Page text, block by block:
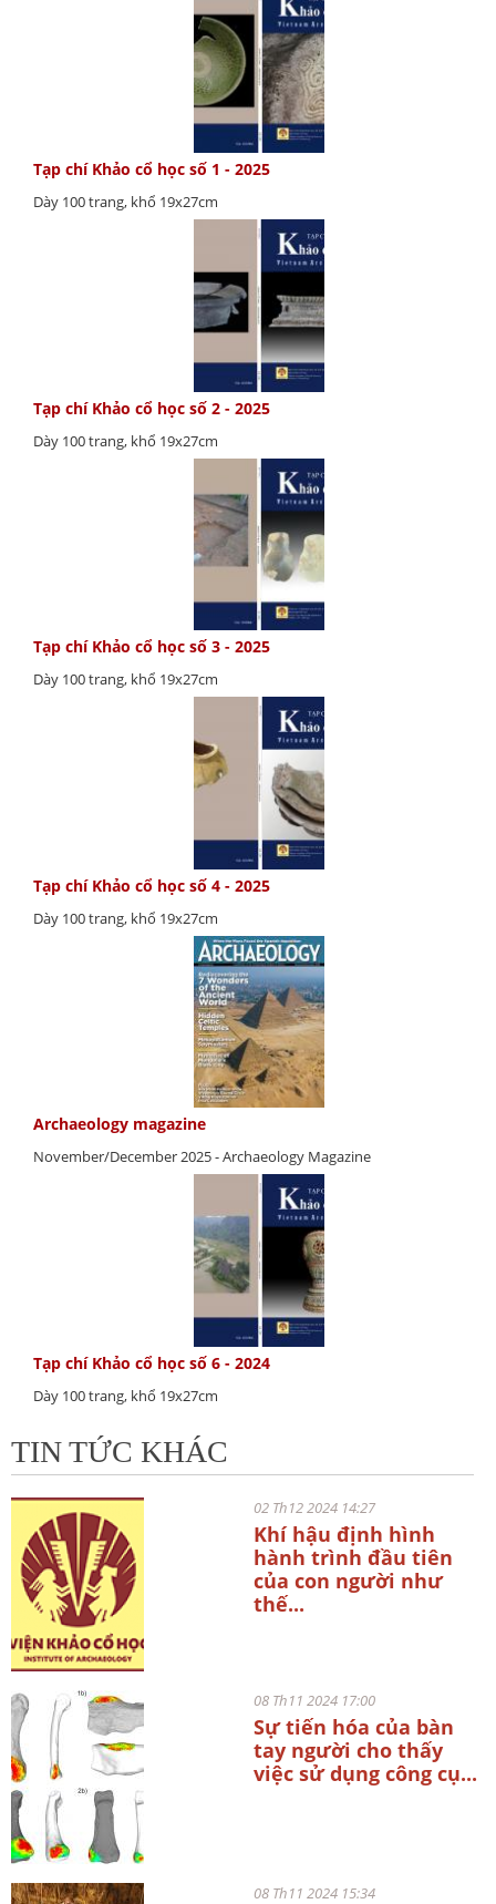
Tạp chí Khảo cổ học số 1 - 2025
Dày 100 trang, khổ 19x27cm
Tạp chí Khảo cổ học số 2 - 2025
Dày 100 trang, khổ 19x27cm
Tạp chí Khảo cổ học số 3 - 2025
Dày 100 trang, khổ 19x27cm
Tạp chí Khảo cổ học số 4 - 2025
Dày 100 trang, khổ 19x27cm
Archaeology magazine
November/December 2025 - Archaeology Magazine
Tạp chí Khảo cổ học số 6 - 2024
Dày 100 trang, khổ 19x27cm
TIN TỨC KHÁC
02 Th12 2024 14:27
Khí hậu định hình
hành trình đầu tiên
của con người như
thế...
08 Th11 2024 17:00
Sự tiến hóa của bàn
tay người cho thấy
việc sử dụng công cụ...
08 Th11 2024 15:34